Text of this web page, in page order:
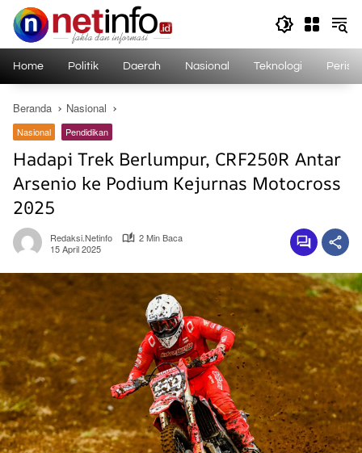
Langsung
konten
Home Politik Daerah Nasional Teknologi
Beranda Nasional
Nasional Pendidikan
Hadapi Trek Berlumpur, CRF250R Antar
Arsenio ke Podium Kejurnas Motocross
2025
Redaksi.netinfo
2 Min Baca
15 April 2025